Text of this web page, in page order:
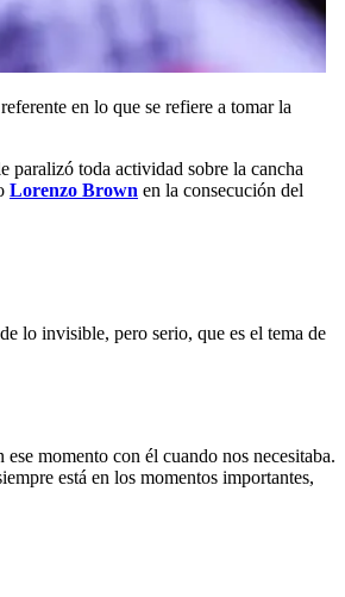
en lo que se refiere a tomar la
paralizó toda actividad sobre la cancha
Lorenzo Brown en la consecución del
lo invisible, pero serio, que es el tema de
ese momento con él cuando nos necesitaba.
está en los momentos importantes,